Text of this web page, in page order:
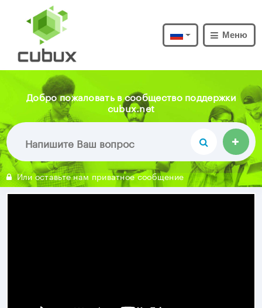
Меню
Добро пожаловать в сообщество поддержки
cubux.net
Или оставьте нам приватное сообщение